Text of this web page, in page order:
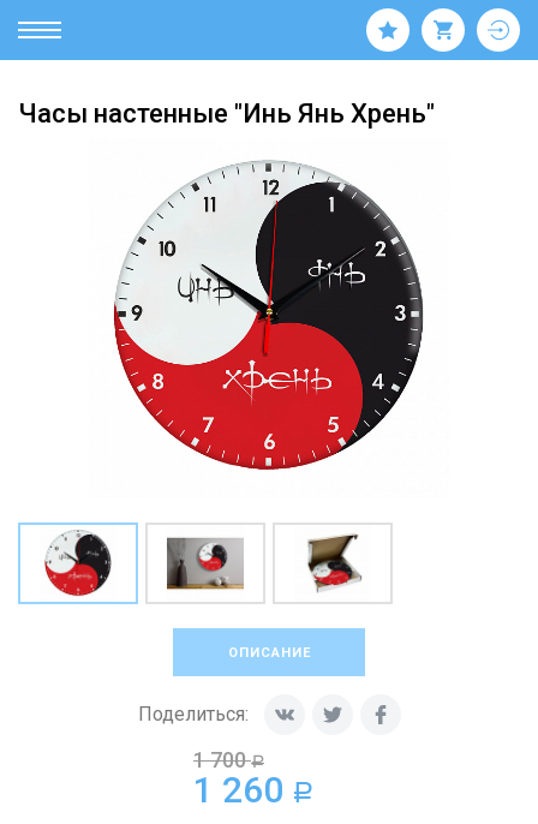
Часы настенные "Инь Янь Хрень"
ОПИСАНИЕ
Поделиться:
1 700a
1 260 a